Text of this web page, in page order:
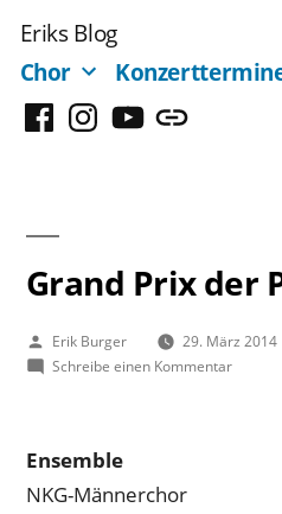
Inhalt
springen
Eriks Blog
Chor
FacebookInstagram
YouTubeMastodon
Grand Prix der
Veröffentlicht
von
Erik Burger
29. März 2014
Schreibe einen Kommentarzu
Ensemble
NKG-Männerchor